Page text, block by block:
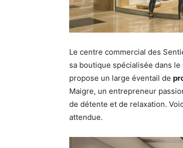
Le centre commercial des
sa boutique spécialisée dans le
propose un large éventail de
Maigre, un entrepreneur
de détente et de relaxation.
attendue.